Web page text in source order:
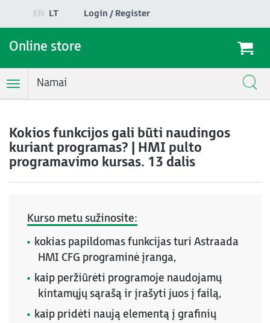
EN LT Login / Register
Online store
ToggleNamai
Kokios funkcijos gali būti naudingos
kuriant programas? | HMI pulto
programavimo kursas. 13 dalis
Kurso metu sužinosite:
kokias papildomas funkcijas turi Astraada
HMI CFG programinė įranga,
kaip peržiūrėti programoje naudojamų
kintamųjų sąrašą ir įrašyti juos į failą,
kaip pridėti naują elementą į grafinių